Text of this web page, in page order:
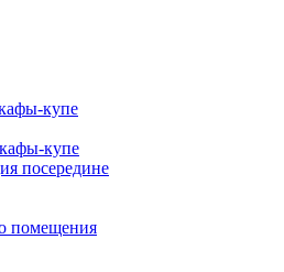
купе
купе
посередине
помещения